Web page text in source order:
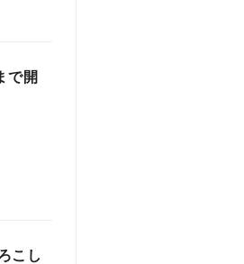
で開
こし